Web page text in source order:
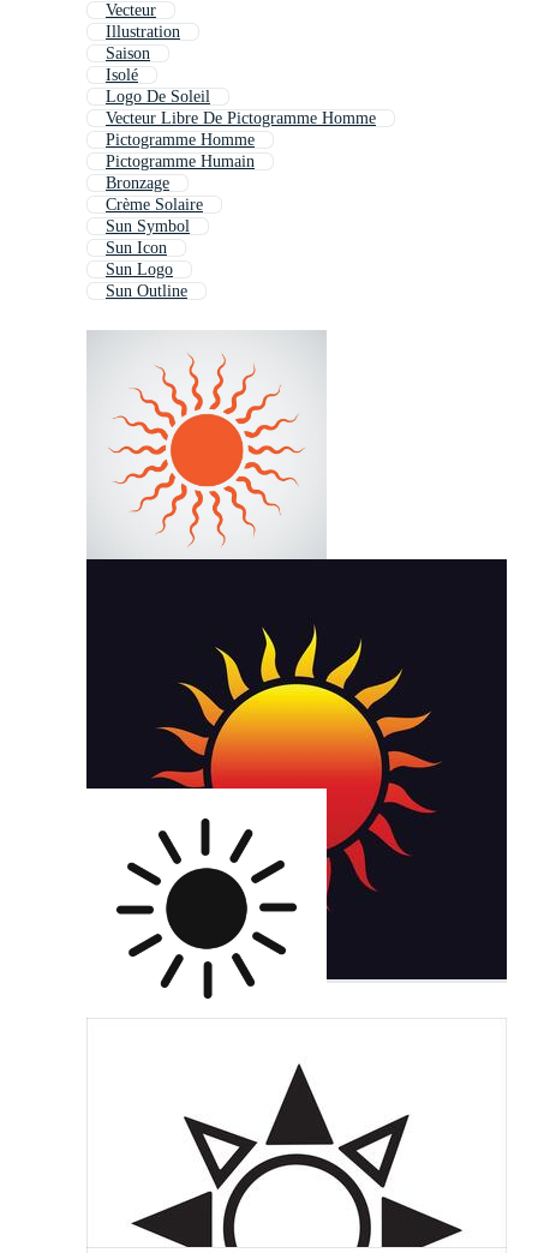
Vecteur
Illustration
Saison
Isolé
Logo De Soleil
Vecteur Libre De Pictogramme Homme
Pictogramme Homme
Pictogramme Humain
Bronzage
Crème Solaire
Sun Symbol
Sun Icon
Sun Logo
Sun Outline